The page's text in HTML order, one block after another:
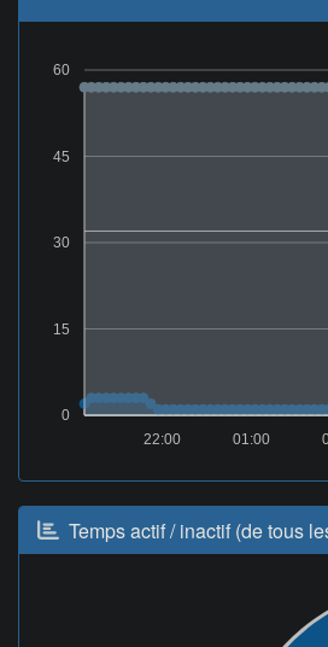
0
15
30
45
60
01:00
22:00
Temps actif / inactif (de tous